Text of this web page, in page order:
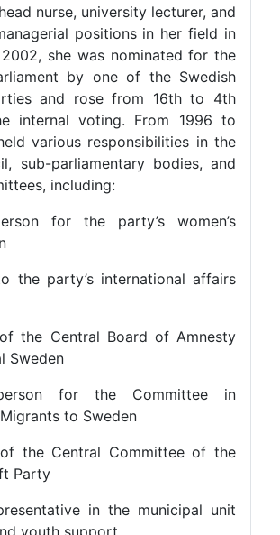
nurse, university lecturer, and
positions in her field in
2002, she was nominated for the
by one of the Swedish
and rose from 16th to 4th
internal voting. From 1996 to
various responsibilities in the
sub-parliamentary bodies, and
including:
for the party’s women’s
the party’s international affairs
the Central Board of Amnesty
Sweden
for the Committee in
to Sweden
the Central Committee of the
Party
in the municipal unit
youth support